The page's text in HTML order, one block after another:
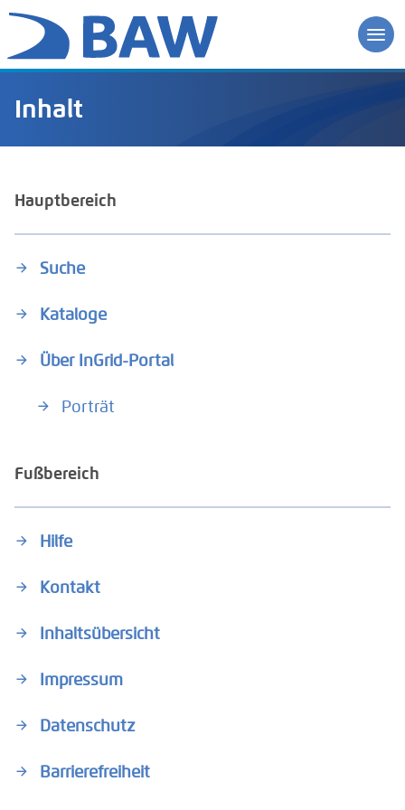
Inhalt
Hauptbereich
Suche
Kataloge
Über InGrid-Portal
Porträt
Fußbereich
Hilfe
Kontakt
Inhaltsübersicht
Impressum
Datenschutz
Barrierefreiheit